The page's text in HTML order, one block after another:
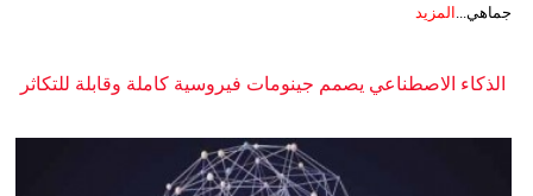
جماهي... المزيد
الذكاء الاصطناعي يصمم جينومات فيروسية كاملة وقابلة للتكاثر